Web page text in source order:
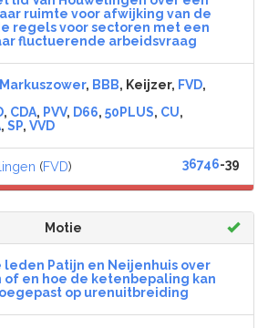
ruimte voor afwijking van de
regels voor sectoren met een
fluctuerende arbeidsvraag
, BBB, Keijzer, FVD,
, CDA, PVV, D66, 50PLUS, CU,
, SP, VVD
(FVD) 36746-39
Motie
leden Patijn en Neijenhuis over
of en hoe de ketenbepaling kan
op urenuitbreiding